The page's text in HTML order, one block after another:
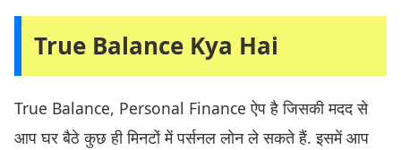
True Balance Kya Hai
True Balance, Personal Finance ऐप है जिसकी मदद से
आप घर बैठे कुछ ही मिनटों में पर्सनल लोन ले सकते हैं. इसमें आप